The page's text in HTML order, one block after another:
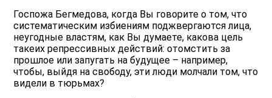
Госпожа Бегмедова, когда Вы говорите о том, что
систематическим избиениям поджвергаются лица,
неугодные властям, как Вы думаете, какова цель
такеих репрессивных действий: отомстить за
прошлое или запугать на будущее – например,
чтобы, выйдя на свободу, эти люди молчали том, что
видели в тюрьмах?